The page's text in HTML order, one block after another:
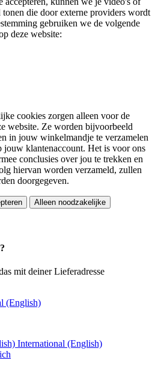
tonen die door externe providers wordt
gebruiken we de volgende
deze website:
cookies zorgen alleen voor de
website. Ze worden bijvoorbeeld
in jouw winkelmandje te verzamelen
jouw klantenaccount. Het is voor ons
conclusies over jou te trekken en
hiervan worden verzameld, zullen
doorgegeven.
Alleen noodzakelijke
mit deiner Lieferadresse
(English)
International (English)